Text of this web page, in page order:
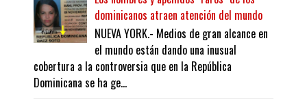
dominicanos atraen atención del mundo
NUEVA YORK.- Medios de gran alcance en
el mundo están dando una inusual
cobertura a la controversia que en la República
Dominicana se ha ge...